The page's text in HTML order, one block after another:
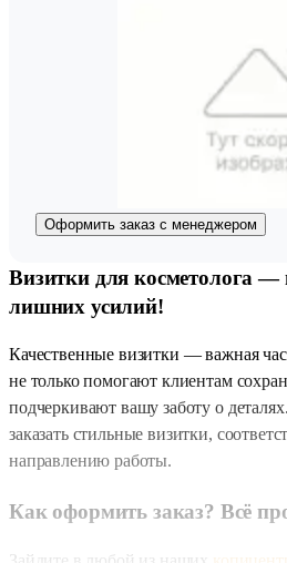
Оформить заказ с менеджером
Визитки для косметолога —
лишних усилий!
Качественные визитки — важная
не только помогают клиентам
подчеркивают вашу заботу о
заказать стильные визитки,
направлению работы.
Как оформить заказ? Всё